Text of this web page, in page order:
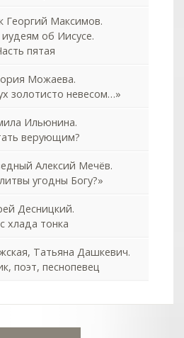
Георгий Максимов.
об Иисусе.
пятая
Можаева.
золотисто невесом…»
Ильюнина.
верующим?
Алексий Мечёв.
угодны Богу?»
Десницкий.
хлада тонка
Татьяна Дашкевич.
поэт, песнопевец